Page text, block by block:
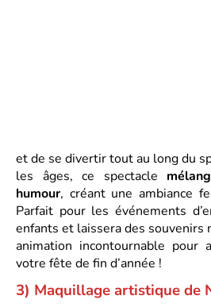
et de se divertir tout au long du
les âges, ce spectacle
humour, créant une ambiance
Parfait pour les événements
enfants et laissera des souvenirs
animation incontournable pour
votre fête de fin d’année !
3) Maquillage artistique de